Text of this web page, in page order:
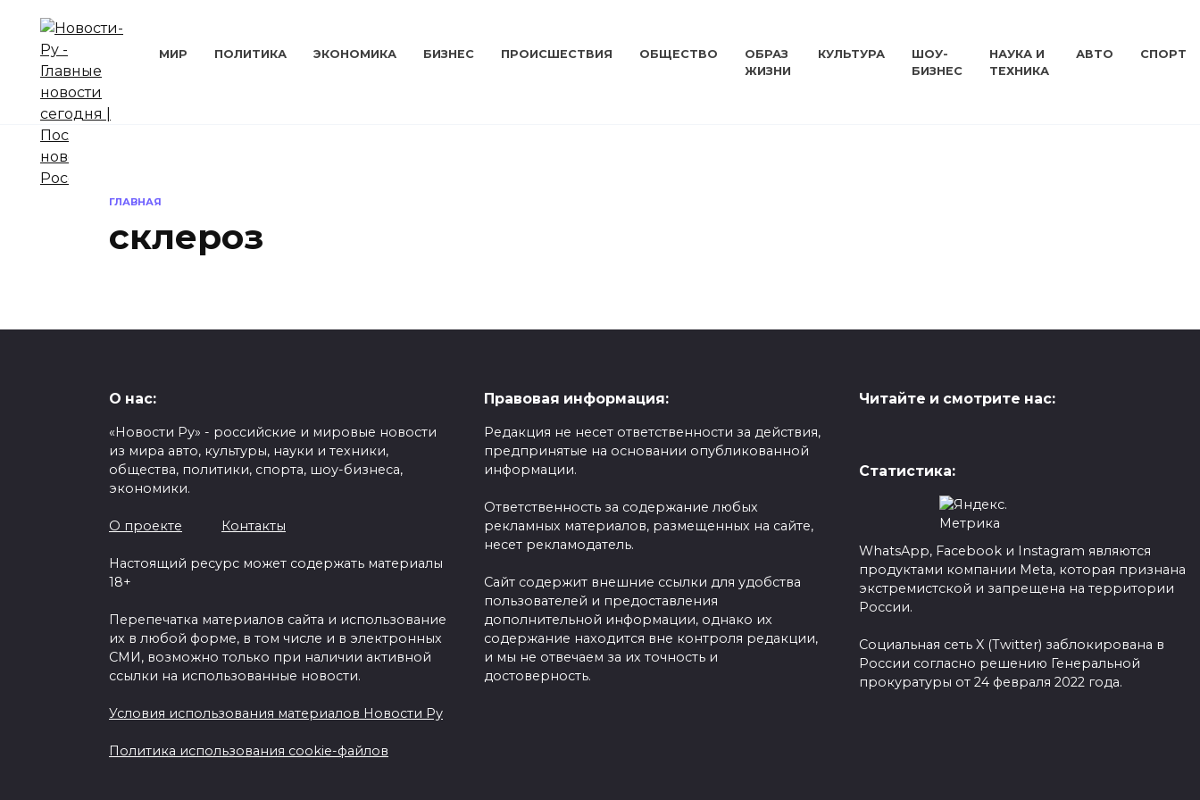
содержанию
МИР ПОЛИТИКА ЭКОНОМИКА БИЗНЕС ПРОИСШЕСТВИЯ ОБЩЕСТВО
ОБРАЗ
ЖИЗНИ
КУЛЬТУРА
ШОУ-
БИЗНЕС
НАУКА И
ТЕХНИКА
АВТО СПОРТ
ГЛАВНАЯ
склероз
Авторитетный учёный призвал
людей срочно бежать с Земли,
чтобы не погибнуть
О нас:
«Новости Ру» - российские и мировые новости
из мира авто, культуры, науки и техники,
общества, политики, спорта, шоу-бизнеса,
экономики.
О проекте Контакты
Настоящий ресурс может содержать материалы
18+
Перепечатка материалов сайта и использование
их в любой форме, в том числе и в электронных
СМИ, возможно только при наличии активной
ссылки на использованные новости.
Условия использования материалов Новости Ру
Политика использования cookie-файлов
Правовая информация:
Редакция не несет ответственности за действия,
предпринятые на основании опубликованной
информации.
Ответственность за содержание любых
рекламных материалов, размещенных на сайте,
несет рекламодатель.
Сайт содержит внешние ссылки для удобства
пользователей и предоставления
дополнительной информации, однако их
содержание находится вне контроля редакции,
и мы не отвечаем за их точность и
достоверность.
Читайте и смотрите нас:
Статистика:
WhatsApp, Facebook и Instagram являются
продуктами компании Meta, которая признана
экстремистской и запрещена на территории
России.
Социальная сеть X (Twitter) заблокирована в
России согласно решению Генеральной
прокуратуры от 24 февраля 2022 года.